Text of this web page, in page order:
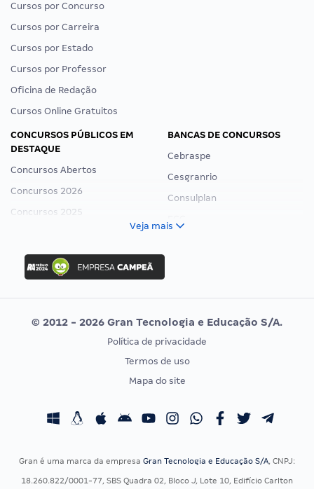
Cursos por Concurso
Cursos por Carreira
Cursos por Estado
Cursos por Professor
Oficina de Redação
Cursos Online Gratuitos
CONCURSOS PÚBLICOS EM
DESTAQUE
Concursos Abertos
Concursos 2026
Concursos 2025
Concurso Ibama
Concurso MPU
Editais publicados
BANCAS DE CONCURSOS
Cebraspe
Cesgranrio
Consulplan
Vunesp
CONCURSOS POR PROFISSÃO
Concursos Fiscais
EXAME DE ORDEM
Calendário OAB
Veja mais
© 2012 - 2026 Gran Tecnologia e Educação S/A.
Política de privacidade
Termos de uso
Mapa do site
Gran é uma marca da empresa Gran Tecnologia e Educação S/A, CNPJ:
18.260.822/0001-77, SBS Quadra 02, Bloco J, Lote 10, Edifício Carlton